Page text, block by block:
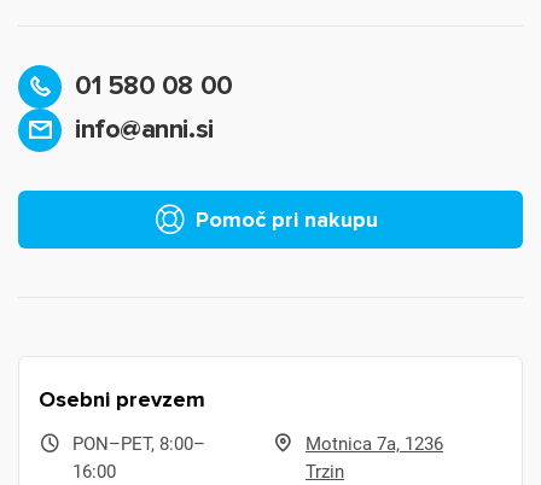
01 580 08 00
info@anni.si
Pomoč pri nakupu
Osebni prevzem
PON–PET, 8:00–
16:00
Motnica 7a, 1236
Trzin